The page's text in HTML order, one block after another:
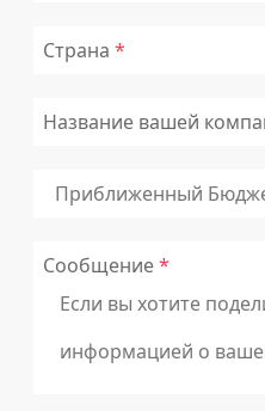
Страна
Название вашей
Сообщение